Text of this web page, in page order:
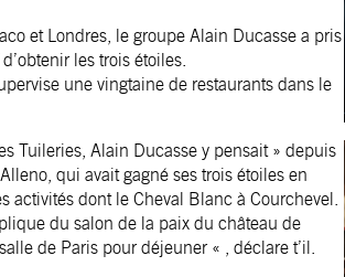
et Londres, le groupe Alain Ducasse a pris
les trois étoiles.
une vingtaine de restaurants dans le
Tuileries, Alain Ducasse y pensait » depuis
qui avait gagné ses trois étoiles en
activités dont le Cheval Blanc à Courchevel.
du salon de la paix du château de
de Paris pour déjeuner « , déclare t’il.